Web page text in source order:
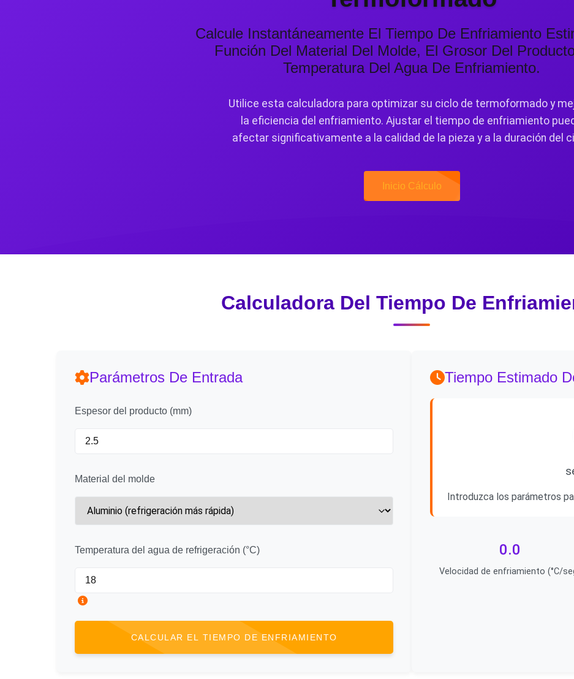
Calcule Instantáneamente El Tiempo De Enfriamiento
Función Del Material Del Molde, El Grosor Del
Temperatura Del Agua De Enfriamiento.
Utilice esta calculadora para optimizar su ciclo de termoformado y
la eficiencia del enfriamiento. Ajustar el tiempo de enfriamiento
afectar significativamente a la calidad de la pieza y a la duración del
Inicio Cálculo
Calculadora Del Tiempo De
Parámetros De Entrada
Espesor del producto (mm)
Material del molde
Temperatura del agua de refrigeración (°C)
CALCULAR EL TIEMPO DE ENFRIAMIENTO
Tiempo Estimado
Introduzca los parámetros
0.0
Velocidad de enfriamiento (°C/